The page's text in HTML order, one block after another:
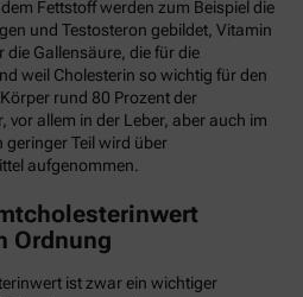
Fettstoff werden zum Beispiel die
und Testosteron gebildet, Vitamin
Gallensäure, die für die
weil Cholesterin so wichtig für den
rund 80 Prozent der
vor allem in der Leber, aber auch im
geringer Teil wird über
aufgenommen.
Ordnung
ist zwar ein wichtiger